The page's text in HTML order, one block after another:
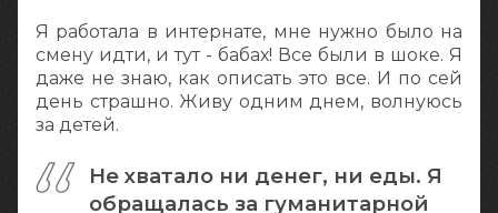
Я работала в интернате, мне нужно было на
смену идти, и тут - бабах! Все были в шоке. Я
даже не знаю, как описать это все. И по сей
день страшно. Живу одним днем, волнуюсь
за детей.
Не хватало ни денег, ни еды. Я
обращалась за гуманитарной